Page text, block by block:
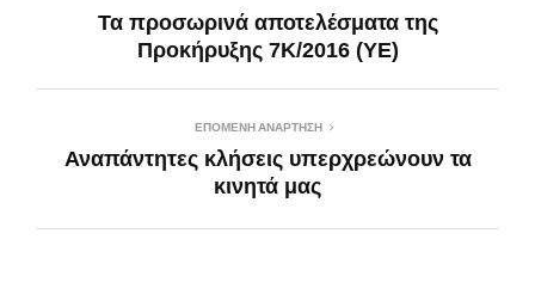
Τα προσωρινά αποτελέσματα της
Προκήρυξης 7Κ/2016 (YE)
ΕΠΌΜΕΝΗ ΑΝΆΡΤΗΣΗ
Αναπάντητες κλήσεις υπερχρεώνουν τα
κινητά μας